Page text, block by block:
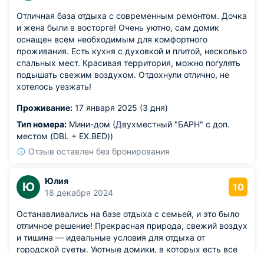
Отличная база отдыха с современным ремонтом. Дочка
и жена были в восторге! Очень уютно, сам домик
оснащен всем необходимым для комфортного
проживания. Есть кухня с духовкой и плитой, несколько
спальных мест. Красивая территория, можно погулять
подышать свежим воздухом. Отдохнули отлично, не
хотелось уезжать!
Проживание: 17 января 2025 (3 дня)
Тип номера: Мини-дом (Двухместный "БАРН" с доп.
местом (DBL + EX.BED))
Отзыв оставлен без бронирования
Ю
Юлия
18 декабря 2024
10
Останавливались на базе отдыха с семьей, и это было
отличное решение! Прекрасная природа, свежий воздух
и тишина — идеальные условия для отдыха от
городской суеты. Уютные домики, в которых есть все